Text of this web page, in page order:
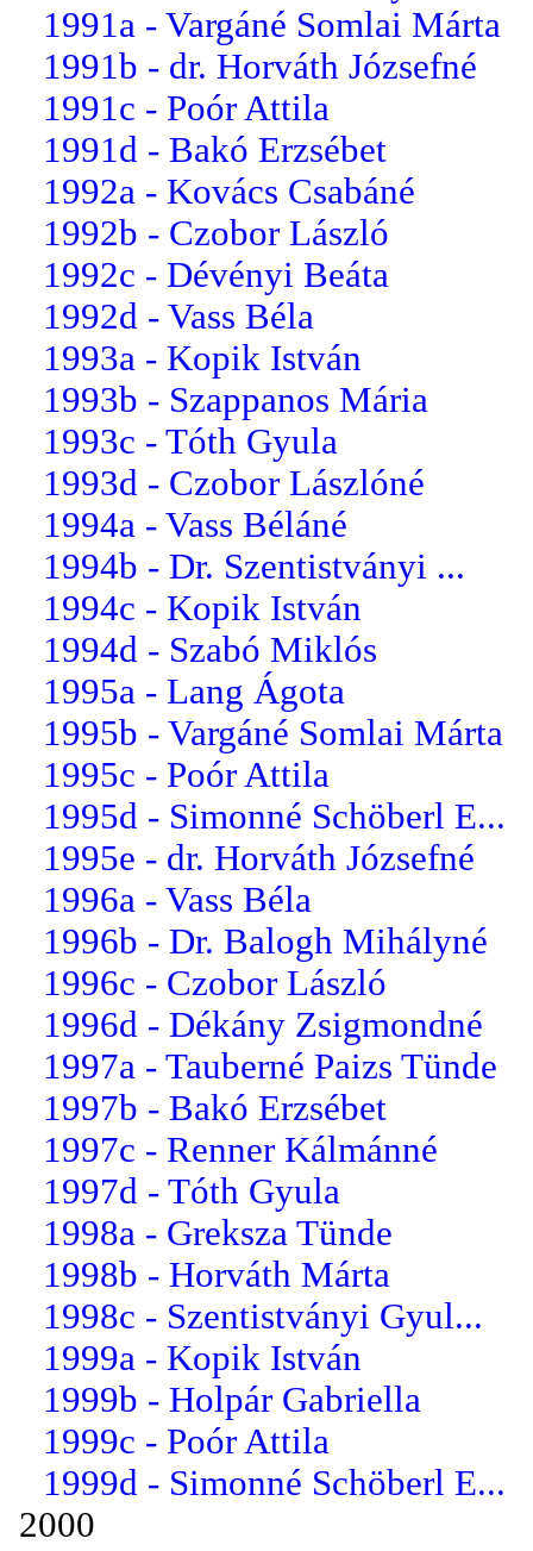
1991a - Vargáné Somlai Márta
1991b - dr. Horváth Józsefné
1991c - Poór Attila
1991d - Bakó Erzsébet
1992a - Kovács Csabáné
1992b - Czobor László
1992c - Dévényi Beáta
1992d - Vass Béla
1993a - Kopik István
1993b - Szappanos Mária
1993c - Tóth Gyula
1993d - Czobor Lászlóné
1994a - Vass Béláné
1994b - Dr. Szentistványi ...
1994c - Kopik István
1994d - Szabó Miklós
1995a - Lang Ágota
1995b - Vargáné Somlai Márta
1995c - Poór Attila
1995d - Simonné Schöberl E...
1995e - dr. Horváth Józsefné
1996a - Vass Béla
1996b - Dr. Balogh Mihályné
1996c - Czobor László
1996d - Dékány Zsigmondné
1997a - Tauberné Paizs Tünde
1997b - Bakó Erzsébet
1997c - Renner Kálmánné
1997d - Tóth Gyula
1998a - Greksza Tünde
1998b - Horváth Márta
1998c - Szentistványi Gyul...
1999a - Kopik István
1999b - Holpár Gabriella
1999c - Poór Attila
1999d - Simonné Schöberl E...
2000